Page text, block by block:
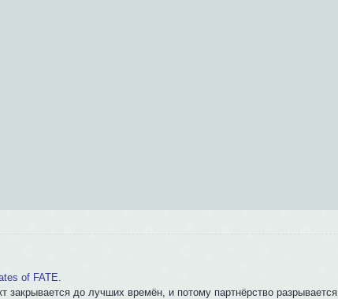
of FATE
до лучших времён, и потому партнёрство разрывается.